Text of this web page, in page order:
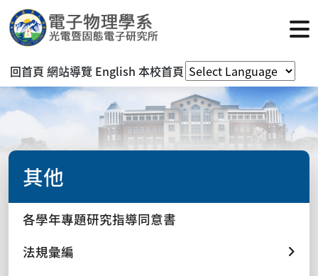
回首頁 網站導覽 English 本校首頁
其他
各學年專題研究指導同意書
法規彙編